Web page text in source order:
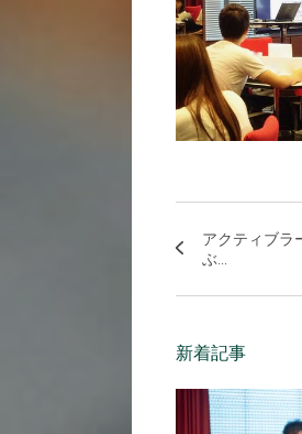
アクティブラ
ぶ...
新着記事